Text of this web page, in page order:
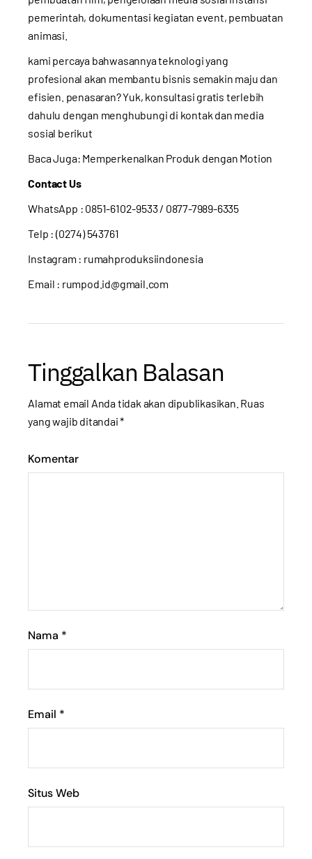
pemerintah, dokumentasi kegiatan event, pembuatan
animasi.
kami percaya bahwasannya teknologi yang
profesional akan membantu bisnis semakin maju dan
efisien. penasaran? Yuk, konsultasi gratis terlebih
dahulu dengan menghubungi di kontak dan media
sosial berikut
Baca Juga: Memperkenalkan Produk dengan Motion
Contact Us
WhatsApp : 0851-6102-9533/ 0877-7989-6335
Telp : (0274) 543761
Instagram : rumahproduksiindonesia
Email : rumpod.id@gmail.com
Tinggalkan Balasan
Alamat email Anda tidak akan dipublikasikan. Ruas
yang wajib ditandai*
Komentar
Nama *
Email *
Situs Web